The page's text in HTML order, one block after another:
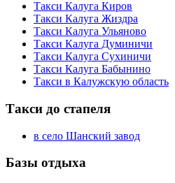
Такси Калуга Киров
Такси Калуга Жиздра
Такси Калуга Ульяново
Такси Калуга Думиничи
Такси Калуга Сухиничи
Такси Калуга Бабынино
Такси в Калужскую область
Такси до стапеля
в село Шанский завод
Базы отдыха